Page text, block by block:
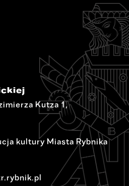
Kutza 1,
kultury Miasta Rybnika